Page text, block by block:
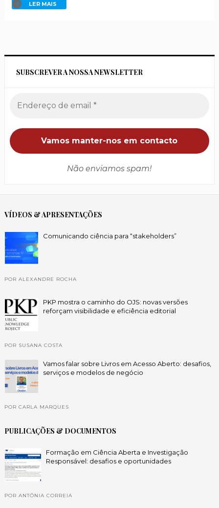
LER MAIS
SUBSCREVER A NOSSA NEWSLETTER
Não enviamos spam!
VÍDEOS & APRESENTAÇÕES
Comunicando ciência para “stakeholders”
POR ALEXANDRE ROCHA
PKP mostra o caminho do OJS: novas versões
reforçam visibilidade e eficiência editorial
POR SUSANA COSTA
Vamos falar sobre Livros em Acesso Aberto: desafios,
serviços e modelos de negócio
POR CARLA MARQUES
PUBLICAÇÕES & DOCUMENTOS
Formação em Ciência Aberta e Investigação
Responsável: desafios e oportunidades
POR ANTÓNIA CORREIA